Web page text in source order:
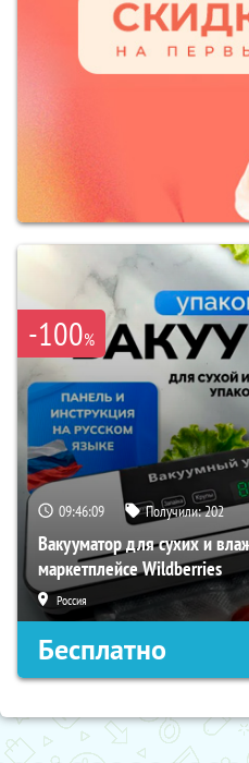
-100%
09:46:08 Получили:202
Вакууматор для сухих и
маркетплейсе Wildberries
Россия
Бесплатно